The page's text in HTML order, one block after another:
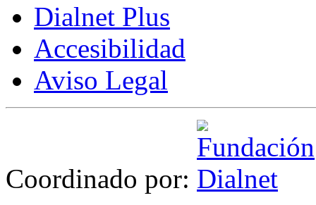
Dialnet Plus
Accesibilidad
Aviso Legal
Coordinado por: